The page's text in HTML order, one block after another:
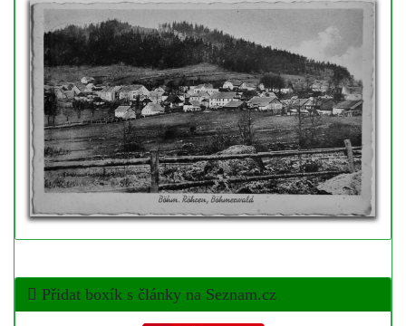
Přidat boxík s články na Seznam.cz